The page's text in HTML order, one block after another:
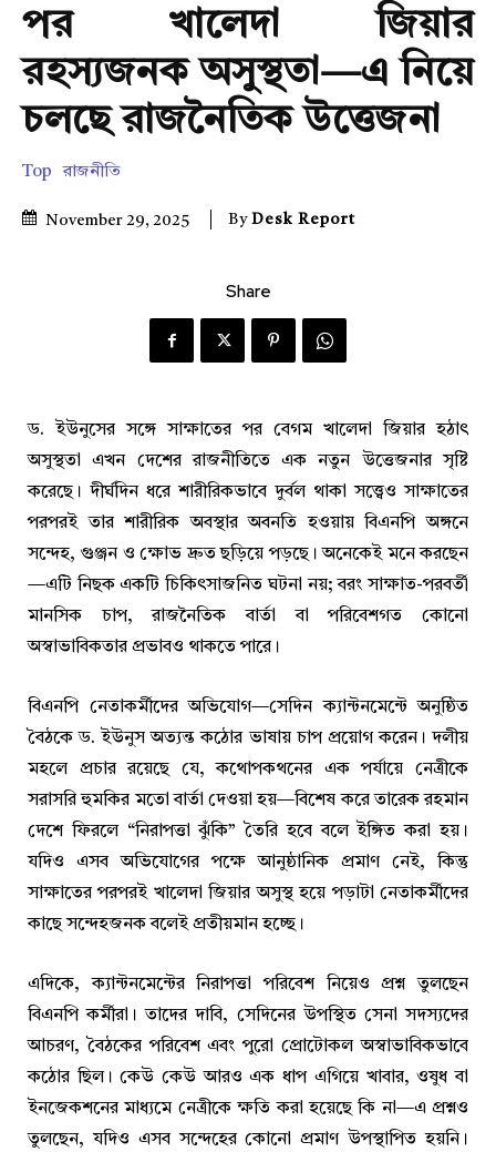
পর খালেদা জিয়ার
রহস্যজনক অসুস্থতা—এ নিয়ে
চলছে রাজনৈতিক উত্তেজনা
Top রাজনীতি
November 29, 2025 By Desk Report
Share
ড. ইউনুসের সঙ্গে সাক্ষাতের পর বেগম খালেদা জিয়ার হঠাৎ
অসুস্থতা এখন দেশের রাজনীতিতে এক নতুন উত্তেজনার সৃষ্টি
করেছে। দীর্ঘদিন ধরে শারীরিকভাবে দুর্বল থাকা সত্ত্বেও সাক্ষাতের
পরপরই তার শারীরিক অবস্থার অবনতি হওয়ায় বিএনপি অঙ্গনে
সন্দেহ, গুঞ্জন ও ক্ষোভ দ্রুত ছড়িয়ে পড়ছে। অনেকেই মনে করছেন
—এটি নিছক একটি চিকিৎসাজনিত ঘটনা নয়; বরং সাক্ষাত-পরবর্তী
মানসিক চাপ, রাজনৈতিক বার্তা বা পরিবেশগত কোনো
অস্বাভাবিকতার প্রভাবও থাকতে পারে।
বিএনপি নেতাকর্মীদের অভিযোগ—সেদিন ক্যান্টনমেন্টে অনুষ্ঠিত
বৈঠকে ড. ইউনুস অত্যন্ত কঠোর ভাষায় চাপ প্রয়োগ করেন। দলীয়
মহলে প্রচার রয়েছে যে, কথোপকথনের এক পর্যায়ে নেত্রীকে
সরাসরি হুমকির মতো বার্তা দেওয়া হয়—বিশেষ করে তারেক রহমান
দেশে ফিরলে “নিরাপত্তা ঝুঁকি” তৈরি হবে বলে ইঙ্গিত করা হয়।
যদিও এসব অভিযোগের পক্ষে আনুষ্ঠানিক প্রমাণ নেই, কিন্তু
সাক্ষাতের পরপরই খালেদা জিয়ার অসুস্থ হয়ে পড়াটা নেতাকর্মীদের
কাছে সন্দেহজনক বলেই প্রতীয়মান হচ্ছে।
এদিকে, ক্যান্টনমেন্টের নিরাপত্তা পরিবেশ নিয়েও প্রশ্ন তুলছেন
বিএনপি কর্মীরা। তাদের দাবি, সেদিনের উপস্থিত সেনা সদস্যদের
আচরণ, বৈঠকের পরিবেশ এবং পুরো প্রোটোকল অস্বাভাবিকভাবে
কঠোর ছিল। কেউ কেউ আরও এক ধাপ এগিয়ে খাবার, ওষুধ বা
ইনজেকশনের মাধ্যমে নেত্রীকে ক্ষতি করা হয়েছে কি না—এ প্রশ্নও
তুলছেন, যদিও এসব সন্দেহের কোনো প্রমাণ উপস্থাপিত হয়নি।